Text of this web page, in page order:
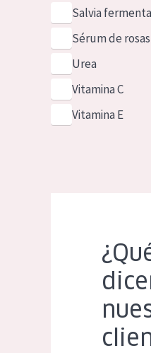
Salvia
Sérum de rosas
Urea
Vitamina C
Vitamina E